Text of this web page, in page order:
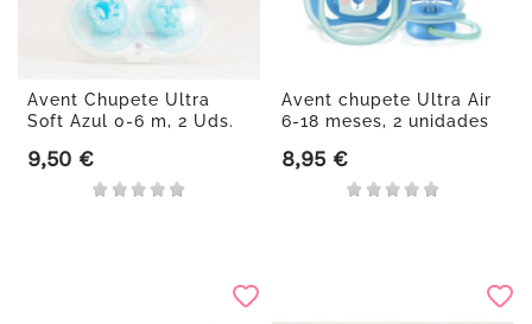
Avent Chupete Ultra
Soft Azul 0-6 m, 2 Uds.
Precio
9,50 €
Avent chupete Ultra Air
6-18 meses, 2 unidades
Precio
8,95 €